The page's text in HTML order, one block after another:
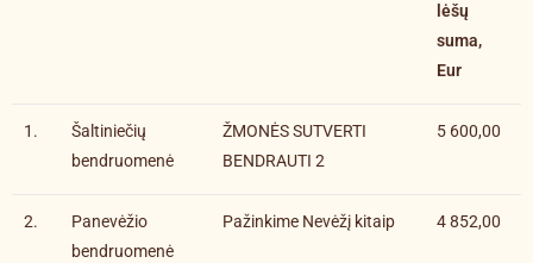
lėšų
suma,
Eur
1.
Šaltiniečių
bendruomenė
ŽMONĖS SUTVERTI
BENDRAUTI 2
5 600,00
2.
Panevėžio
bendruomenė
Pažinkime Nevėžį kitaip 4 852,00